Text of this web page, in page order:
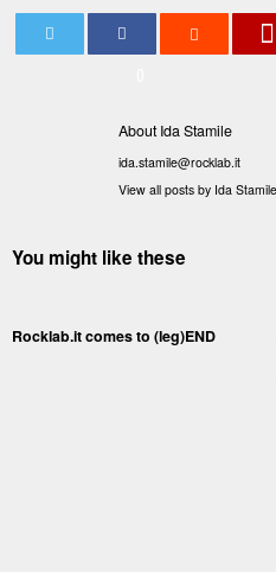
About Ida Stamile
ida.stamile@rocklab.it
View all posts by Ida Stamile
You might like these
Rocklab.it comes to (leg)END